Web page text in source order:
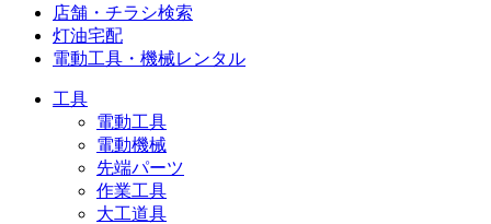
店舗・チラシ検索
灯油宅配
電動工具・機械レンタル
工具
電動工具
電動機械
先端パーツ
作業工具
大工道具